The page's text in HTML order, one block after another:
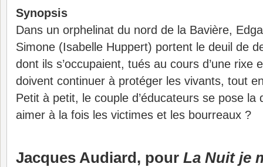
Synopsis
Dans un orphelinat du nord de la Bavière,
Simone (Isabelle Huppert) portent le deuil de
dont ils s’occupaient, tués au cours d’une rixe
doivent continuer à protéger les vivants, tout
Petit à petit, le couple d’éducateurs se pose la
aimer à la fois les victimes et les bourreaux ?
Jacques Audiard, pour La Nuit je